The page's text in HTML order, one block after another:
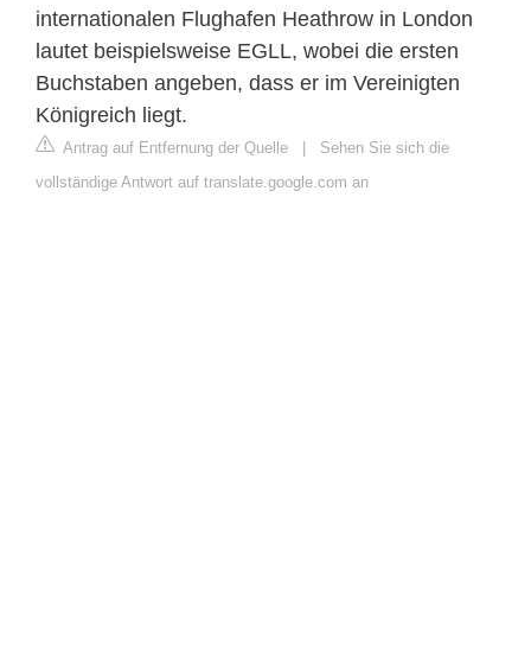
internationalen Flughafen Heathrow in London
lautet beispielsweise EGLL, wobei die ersten
Buchstaben angeben, dass er im Vereinigten
Königreich liegt.
Antrag auf Entfernung der Quelle | Sehen Sie sich die
vollständige Antwort auf translate.google.com an